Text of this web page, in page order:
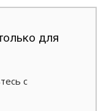
для
с